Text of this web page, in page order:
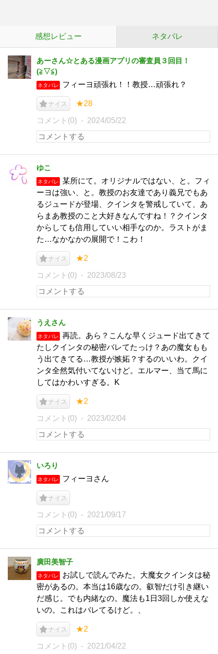
感想レビュー ネタバレ
あーさん☆とある漫画アプリの審査員３回目！
(⁠≧⁠▽⁠≦⁠)
ネタバレ フィーヨ頑張れ！！教授…頑張れ？
ナイス ★28
コメント(0) 2024/05/22
ゆこ
ネタバレ
某所にて。オリジナルではない、と。フィ
ーヨは強い、と。教授のお友達であり義兄でもあ
るジュードが登場、クインタを警戒していて、あ
らまあ教授のこと大好きなんですね！？クインタ
からしても信用していい相手なのか。ラストがま
た…なかなかの展開で！こわ！
ナイス ★2
コメント(0) 2023/08/23
うえさん
ネタバレ
再読。あら？こんな早くジュード出てきて
たしクインタの秘密バレてたっけ？あの魔女もも
う出てきてる…教授が嫉妬？するのいいわ。クイ
ンタ全然気付いてないけど。エルマー、当て馬に
してはかわいすぎる。K
ナイス ★2
コメント(0) 2023/02/04
いろり
ネタバレ フィーヨさん
ナイス
コメント(0) 2021/09/17
廣田美智子
ネタバレ
お試しで読んでみた。大魔女クインタは秘
密があるの。本当は16歳なの。叡智だけ引き継い
だ感じ。でも内緒なの。魔法も1日3回しか使えな
いの。これはバレてるけど。、
ナイス ★2
コメント(0) 2021/04/22